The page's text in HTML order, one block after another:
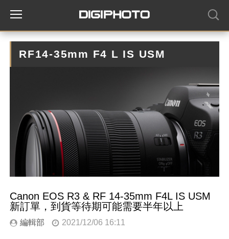
RF14-35mm F4 L IS USM
Canon EOS R3 & RF 14-35mm F4L IS USM
新訂單，到貨等待期可能需要半年以上
編輯部 2021/12/06 16:11